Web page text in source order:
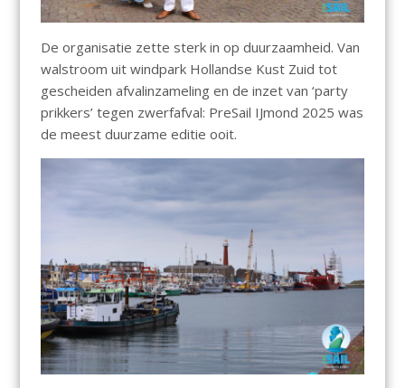
De organisatie zette sterk in op duurzaamheid. Van
walstroom uit windpark Hollandse Kust Zuid tot
gescheiden afvalinzameling en de inzet van ‘party
prikkers’ tegen zwerfafval: PreSail IJmond 2025 was
de meest duurzame editie ooit.